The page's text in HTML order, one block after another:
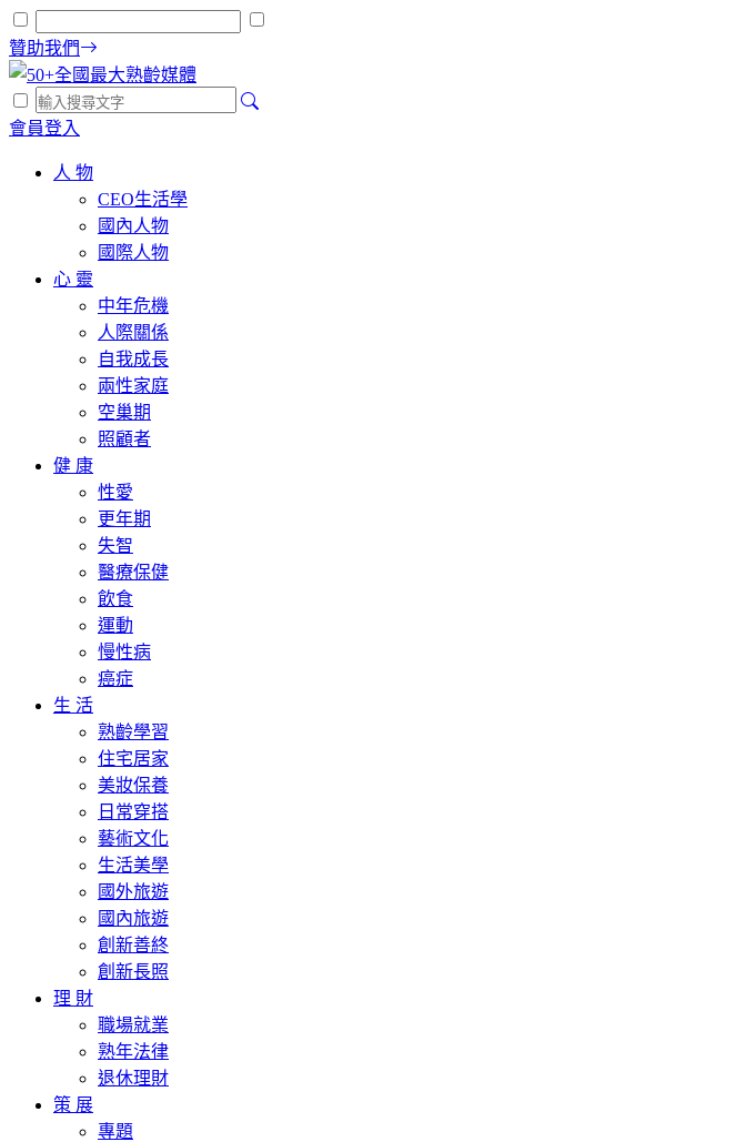
贊助我們
會員登入
人 物
CEO生活學
國內人物
國際人物
心 靈
中年危機
人際關係
自我成長
兩性家庭
空巢期
照顧者
健 康
性愛
更年期
失智
醫療保健
飲食
運動
慢性病
癌症
生 活
熟齡學習
住宅居家
美妝保養
日常穿搭
藝術文化
生活美學
國外旅遊
國內旅遊
創新善終
創新長照
理 財
職場就業
熟年法律
退休理財
策 展
專題